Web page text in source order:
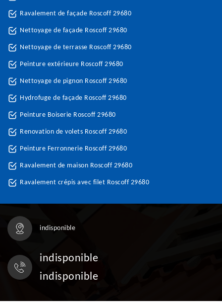
Ravalement de façade Roscoff 29680
Nettoyage de façade Roscoff 29680
Nettoyage de terrasse Roscoff 29680
Peinture extérieure Roscoff 29680
Nettoyage de pignon Roscoff 29680
Hydrofuge de façade Roscoff 29680
Peinture Boiserie Roscoff 29680
Renovation de volets Roscoff 29680
Peinture Ferronnerie Roscoff 29680
Ravalement de maison Roscoff 29680
Ravalement crépis avec filet Roscoff 29680
indisponible
indisponible
indisponible